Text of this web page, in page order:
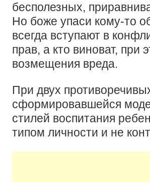
бесполезных,
Но боже упаси кому-то
всегда вступают в
прав, а кто виноват, при
возмещения вреда.
При двух
сформировавшейся
стилей воспитания
типом личности и не